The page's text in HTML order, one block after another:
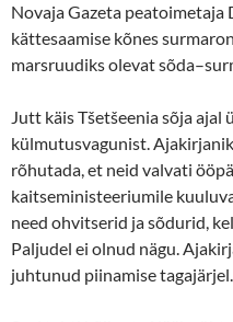
Novaja Gazeta
kättesaamise kõnes
marsruudiks olevat
Jutt käis Tšetšeenia sõja ajal
külmutusvagunist.
rõhutada, et neid valvati
kaitseministeeriumile
need ohvitserid ja sõdurid,
Paljudel ei olnud nägu.
juhtunud piinamise tagajärjel.